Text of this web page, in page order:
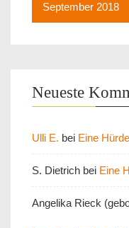
September 2018
Neueste
Ulli E. bei Eine
S. Dietrich bei Eine
Angelika Rieck